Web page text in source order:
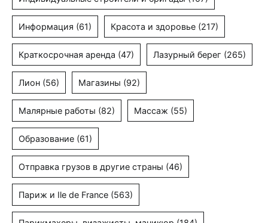
Информация (61) Красота и здоровье (217)
Краткосрочная аренда (47) Лазурный берег (265)
Лион (56) Магазины (92)
Малярные работы (82) Массаж (55)
Образование (61)
Отправка грузов в другие страны (46)
Париж и Ile de France (563)